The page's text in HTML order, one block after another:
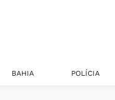
BAHIA POLÍCIA